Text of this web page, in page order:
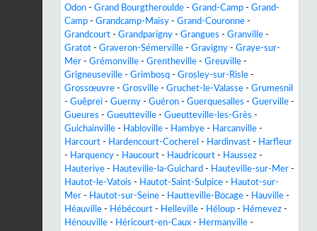
Odon - Grand Bourgtheroulde - Grand-Camp - Grand-
Camp - Grandcamp-Maisy - Grand-Couronne -
Grandcourt - Grandparigny - Grangues - Granville -
Gratot - Graveron-Sémerville - Gravigny - Graye-sur-
Mer - Grémonville - Grentheville - Greuville -
Grigneuseville - Grimbosq - Grosley-sur-Risle -
Grossœuvre - Grosville - Gruchet-le-Valasse - Grumesnil
- Guêprei - Guerny - Guéron - Guerquesalles - Guerville -
Gueures - Gueutteville - Gueutteville-les-Grès -
Guichainville - Habloville - Hambye - Harcanville -
Harcourt - Hardencourt-Cocherel - Hardinvast - Harfleur
- Harquency - Haucourt - Haudricourt - Haussez -
Hauterive - Hauteville-la-Guichard - Hauteville-sur-Mer -
Hautot-le-Vatois - Hautot-Saint-Sulpice - Hautot-sur-
Mer - Hautot-sur-Seine - Hautteville-Bocage - Hauville -
Héauville - Hébécourt - Helleville - Héloup - Hémevez -
Hénouville - Héricourt-en-Caux - Hermanville -